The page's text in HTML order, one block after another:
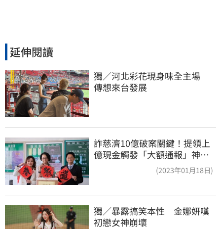
延伸閱讀
獨／河北彩花現身味全主場
傳想來台發展
詐慈濟10億破案關鍵！提領上
億現金觸發「大額通報」神鬼
(2023年01月18日)
獨／暴露搞笑本性　金娜妍嘆
初戀女神崩壞